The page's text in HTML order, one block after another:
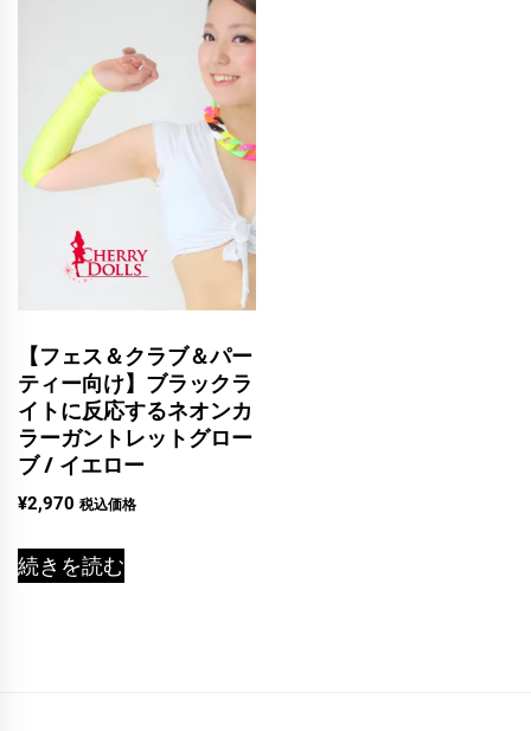
【フェス＆クラブ＆パー
ティー向け】ブラックラ
イトに反応するネオンカ
ラーガントレットグロー
ブ / イエロー
¥2,970 税込価格
続きを読む